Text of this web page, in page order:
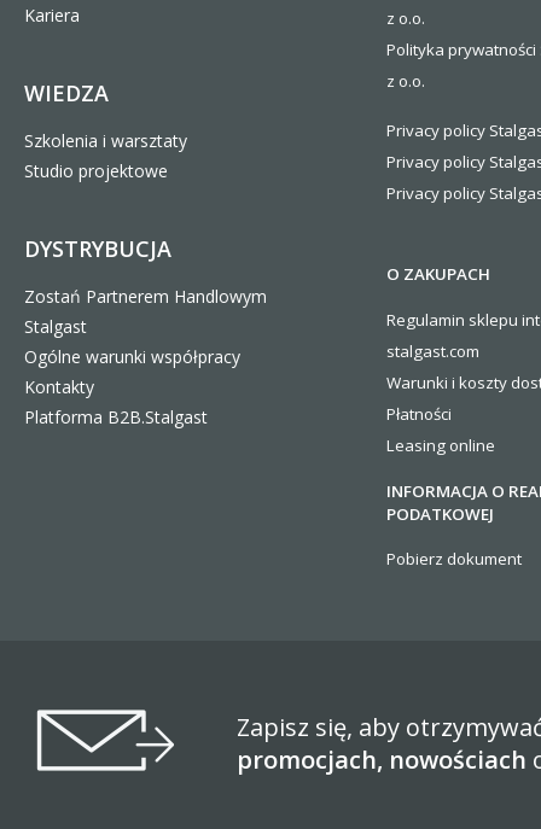
Kariera
WIEDZA
Szkolenia i warsztaty
Studio projektowe
DYSTRYBUCJA
Zostań Partnerem Handlowym
Stalgast
Ogólne warunki współpracy
Kontakty
Platforma B2B.Stalgast
z o.o.
Polityka
z o.o.
Privacy policy
Privacy policy
Privacy policy
O ZAKUPACH
Regulamin sklepu
stalgast.com
Warunki i koszty
Płatności
Leasing online
INFORMACJA O
PODATKOWEJ
Pobierz dokument
Zapisz się, aby
promocjach, nowościach